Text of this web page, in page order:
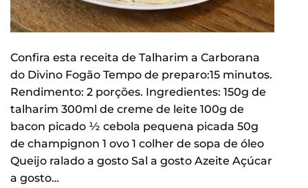
Confira esta receita de Talharim a Carborana
do Divino Fogão Tempo de preparo:15 minutos.
Rendimento: 2 porções. Ingredientes: 150g de
talharim 300ml de creme de leite 100g de
bacon picado ½ cebola pequena picada 50g
de champignon 1 ovo 1 colher de sopa de óleo
Queijo ralado a gosto Sal a gosto Azeite Açúcar
a gosto…